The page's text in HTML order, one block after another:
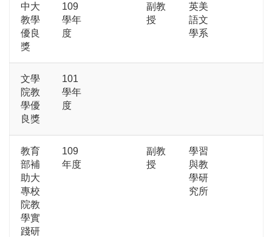
中大
教學
優良
獎
109
學年
度
副教
授
英美
語文
學系
文學
院教
學優
良獎
101
學年
度
教育
部補
助大
專校
院教
學實
踐研
109
年度
副教
授
學習
與教
學研
究所